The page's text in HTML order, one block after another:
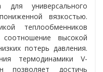
для универсального
вязкостью.
теплообменников
соотношение высокой
потерь давления.
термодинамики V-
позволяет достичь